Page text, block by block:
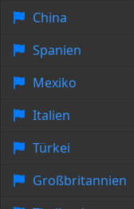
China
Spanien
Mexiko
Italien
Türkei
Großbritannien